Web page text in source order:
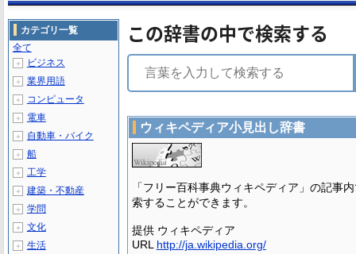
この辞書の中で検索する
ウィキペディア小見出し辞書
「フリー百科事典ウィキペディア」の記事
索することができます。
提供 ウィキペディア
URL http://ja.wikipedia.org/
カテゴリ一覧
全て
＋ ビジネス
＋ 業界用語
＋ コンピュータ
＋ 電車
＋ 自動車・バイク
＋ 船
＋ 工学
＋ 建築・不動産
＋ 学問
＋ 文化
＋ 生活